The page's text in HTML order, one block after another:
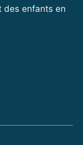
des enfants en